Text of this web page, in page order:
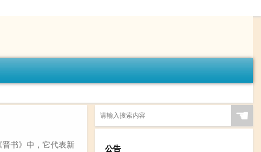
书》中，它代表新
☚
公告